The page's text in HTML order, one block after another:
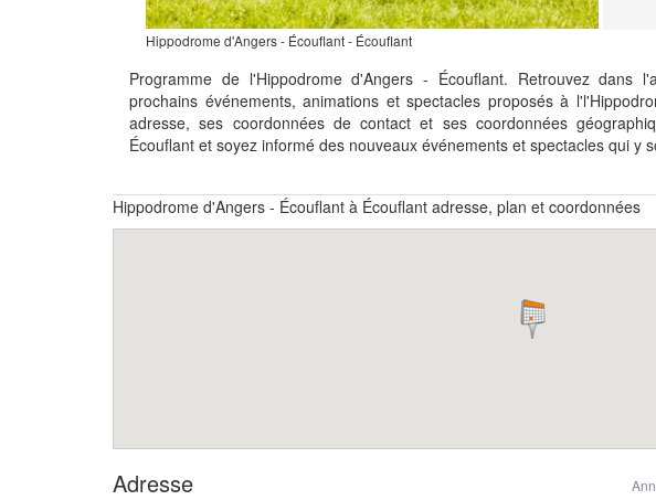
Hippodrome d'Angers - Écouflant - Écouflant
Programme de l'Hippodrome d'Angers - Écouflant. Retrouvez dans
prochains événements, animations et spectacles proposés à
adresse, ses coordonnées de contact et ses coordonnées
Écouflant et soyez informé des nouveaux événements et spectacles qui y
Hippodrome d'Angers - Écouflant à Écouflant adresse, plan et coordonnées
Adresse